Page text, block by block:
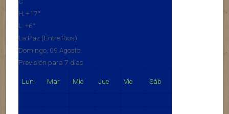
H: +17°
L: +6°
La Paz (Entre Rios)
Domingo, 09 Agosto
Previsión para 7 días
Lun Mar Mié Jue Vie Sáb